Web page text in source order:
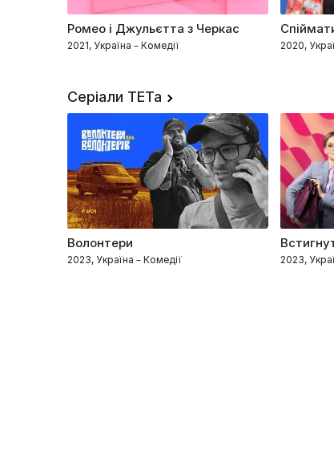
Ромео і Джульєтта з Черкас
2021, Україна – Комедії 2020,
Серіали ТЕТа
Волонтери
2023, Україна – Комедії 2023,